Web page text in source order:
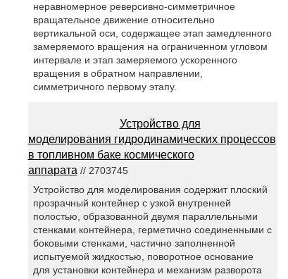
неравномерное реверсивно-симметричное
вращательное движение относительно
вертикальной оси, содержащее этап замедленного
замеряемого вращения на ограниченном угловом
интервале и этап замеряемого ускоренного
вращения в обратном направлении,
симметричного первому этапу.
Устройство для
моделирования гидродинамических процессов
в топливном баке космического
аппарата// 2703745
Устройство для моделирования содержит плоский
прозрачный контейнер с узкой внутренней
полостью, образованной двумя параллельными
стенками контейнера, герметично соединенными с
боковыми стенками, частично заполненной
испытуемой жидкостью, поворотное основание
для установки контейнера и механизм разворота